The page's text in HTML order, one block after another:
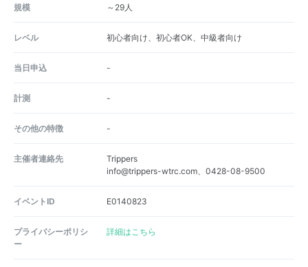
規模 ～29人
レベル 初心者向け、初心者OK、中級者向け
当日申込 -
計測 -
その他の特徴 -
主催者連絡先
Trippers
info@trippers-wtrc.com、0428-08-9500
イベントID E0140823
プライバシーポリシ
ー
詳細はこちら